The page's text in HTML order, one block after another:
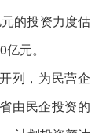
的投资力度估
元。
列，为民营企
由民企投资的